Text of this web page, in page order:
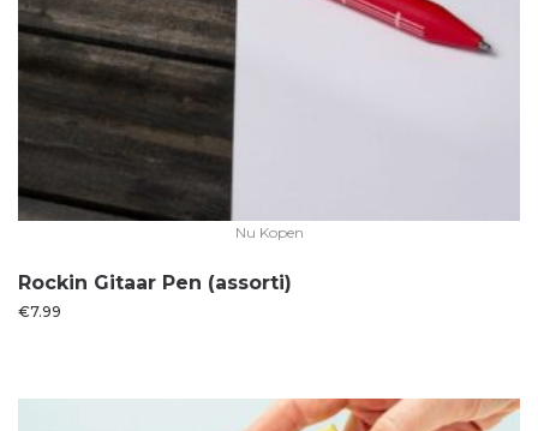
Nu Kopen
Rockin Gitaar Pen (assorti)
€7.99